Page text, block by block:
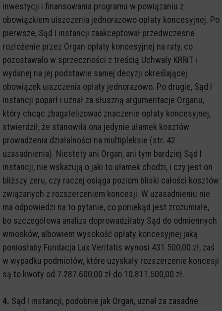
inwestycji i finansowania programu w powiązaniu z
obowiązkiem uiszczenia jednorazowo opłaty koncesyjnej. Po
pierwsze, Sąd I instancji zaakceptował przedwczesne
rozłożenie przez Organ opłaty koncesyjnej na raty, co
pozostawało w sprzeczności z treścią Uchwały KRRiT i
wydanej na jej podstawie samej decyzji określającej
obowiązek uiszczenia opłaty jednorazowo. Po drugie, Sąd I
instancji poparł i uznał za słuszną argumentacje Organu,
który chcąc zbagatelizować znaczenie opłaty koncesyjnej,
stwierdził, że stanowiła ona jedynie ułamek kosztów
prowadzenia działalności na multipleksie (str. 42
uzasadnienia). Niestety ani Organ, ani tym bardziej Sąd I
instancji, nie wskazują o jaki to ułamek chodzi, i czy jest on
bliższy zeru, czy raczej osiąga poziom bliski całości kosztów
związanych z rozszerzeniem koncesji. W uzasadnieniu nie
ma odpowiedzi na to pytanie, co poniekąd jest zrozumiałe,
bo szczegółowa analiza doprowadziłaby Sąd do odmiennych
wniosków, albowiem wysokość opłaty koncesyjnej jaką
poniosłaby Fundacja Lux Veritatis wynosi 431.500,00 zł, zaś
w wypadku podmiotów, które uzyskały rozszerzenie koncesji
są to kwoty od 7.287.600,00 zł do 10.811.500,00 zł.
4. Sąd I instancji, podobnie jak Organ, uznał za zasadne